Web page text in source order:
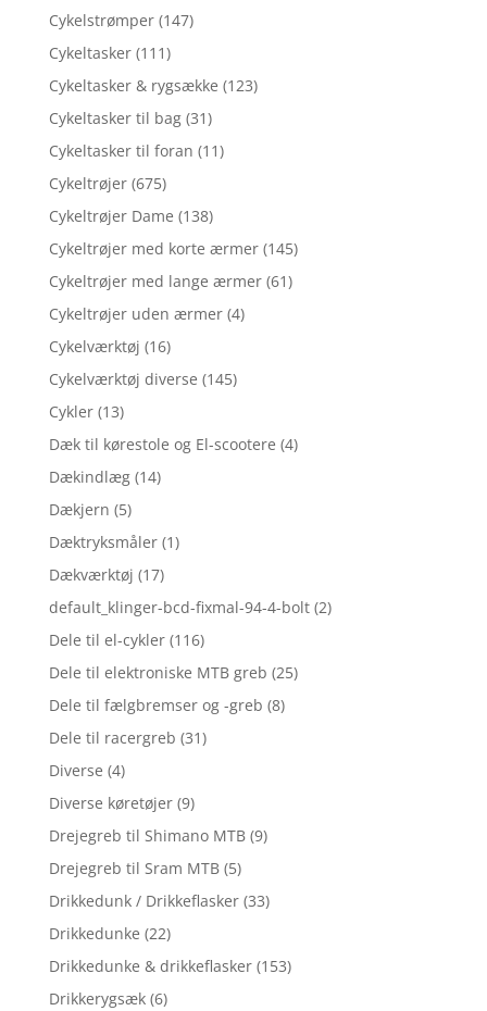
Cykelstrømper (147)
Cykeltasker (111)
Cykeltasker & rygsække (123)
Cykeltasker til bag (31)
Cykeltasker til foran (11)
Cykeltrøjer (675)
Cykeltrøjer Dame (138)
Cykeltrøjer med korte ærmer (145)
Cykeltrøjer med lange ærmer (61)
Cykeltrøjer uden ærmer (4)
Cykelværktøj (16)
Cykelværktøj diverse (145)
Cykler (13)
Dæk til kørestole og El-scootere (4)
Dækindlæg (14)
Dækjern (5)
Dæktryksmåler (1)
Dækværktøj (17)
default_klinger-bcd-fixmal-94-4-bolt (2)
Dele til el-cykler (116)
Dele til elektroniske MTB greb (25)
Dele til fælgbremser og -greb (8)
Dele til racergreb (31)
Diverse (4)
Diverse køretøjer (9)
Drejegreb til Shimano MTB (9)
Drejegreb til Sram MTB (5)
Drikkedunk / Drikkeflasker (33)
Drikkedunke (22)
Drikkedunke & drikkeflasker (153)
Drikkerygsæk (6)